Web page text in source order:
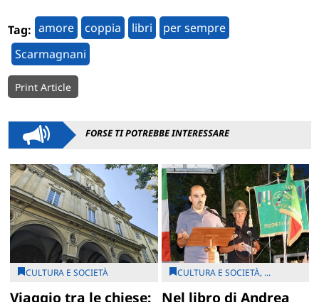
Tag: amore coppia libri
per sempre
Scarmagnani
Print Article
FORSE TI POTREBBE INTERESSARE
CULTURA E SOCIETÀ
Viaggio tra le chiese:
CULTURA E SOCIETÀ, ...
Nel libro di Andrea